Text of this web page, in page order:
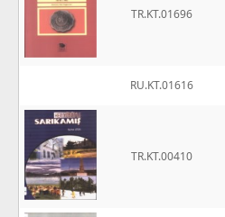
TR.KT.01696
RU.KT.01616
TR.KT.00410